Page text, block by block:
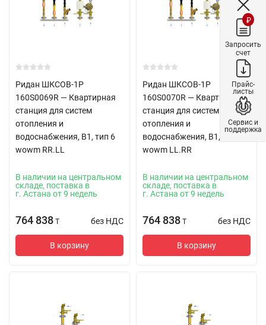
Ридан ШКСОВ-1Р
160S0069R — Квартирная
станция для систем
отопления и
водоснабжения, В1, тип 6
wowm RR.LL
В наличии на центральном
складе, поставка в
г. Астана от 9 недель
764 838 T без НДС
В корзину
Ридан ШКСОВ-1Р
160S0070R — Квартирная
станция для систем
отопления и
водоснабжения, В1, тип 6
wowm LL.RR
В наличии на центральном
складе, поставка в
г. Астана от 9 недель
764 838 T без НДС
В корзину
₽
Запросить
счет
Прайс-
листы
Сервис и
поддержка